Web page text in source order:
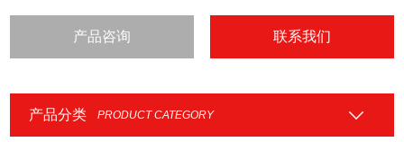
产品咨询 联系我们
产品分类 PRODUCT CATEGORY